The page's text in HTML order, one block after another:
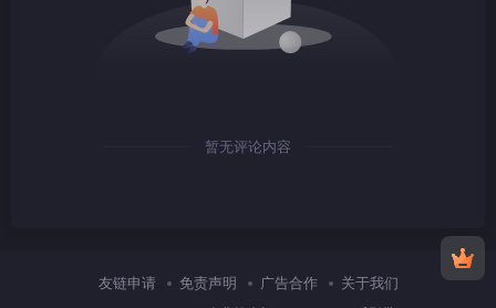
1080P TS
1080P
暂无评论内容
友链申请 免责声明 广告合作 关于我们